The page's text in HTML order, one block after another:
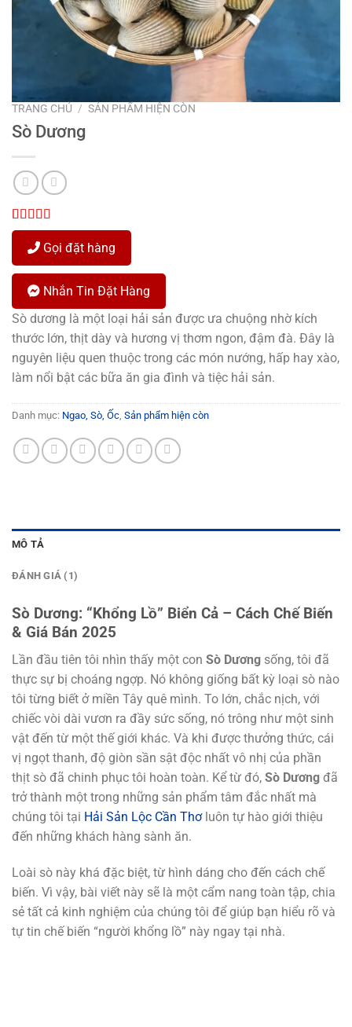
TRANG CHỦ / SẢN PHẨM HIỆN CÒN
Sò Dương
5.00trên 5
dựa trên
1
đánh giá
Gọi đặt hàng
Nhắn Tin Đặt Hàng
Sò dương là một loại hải sản được ưa chuộng nhờ kích
thước lớn, thịt dày và hương vị thơm ngon, đậm đà. Đây là
nguyên liệu quen thuộc trong các món nướng, hấp hay xào,
làm nổi bật các bữa ăn gia đình và tiệc hải sản.
Danh mục: Ngao, Sò, Ốc, Sản phẩm hiện còn
MÔ TẢ
ĐÁNH GIÁ (1)
Sò Dương: “Khổng Lồ” Biển Cả – Cách Chế Biến
& Giá Bán 2025
Lần đầu tiên tôi nhìn thấy một con Sò Dương sống, tôi đã
thực sự bị choáng ngợp. Nó không giống bất kỳ loại sò nào
tôi từng biết ở miền Tây quê mình. To lớn, chắc nịch, với
chiếc vòi dài vươn ra đầy sức sống, nó trông như một sinh
vật đến từ một thế giới khác. Và khi được thưởng thức, cái
vị ngọt thanh, độ giòn sần sật độc nhất vô nhị của phần
thịt sò đã chinh phục tôi hoàn toàn. Kể từ đó, Sò Dương đã
trở thành một trong những sản phẩm tâm đắc nhất mà
chúng tôi tại Hải Sản Lộc Cần Thơluôn tự hào giới thiệu
đến những khách hàng sành ăn.
Loài sò này khá đặc biệt, từ hình dáng cho đến cách chế
biến. Vì vậy, bài viết này sẽ là một cẩm nang toàn tập, chia
sẻ tất cả kinh nghiệm của chúng tôi để giúp bạn hiểu rõ và
tự tin chế biến “người khổng lồ” này ngay tại nhà.